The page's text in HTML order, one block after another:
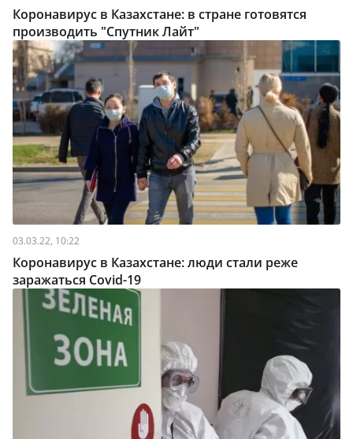
Коронавирус в Казахстане: в стране готовятся
производить "Спутник Лайт"
03.03.22, 10:22
Коронавирус в Казахстане: люди стали реже
заражаться Covid-19